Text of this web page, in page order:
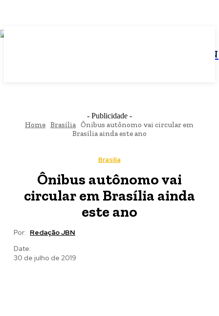
JBN
- Publicidade -
Home Brasília Ônibus autônomo vai circular em
Brasília ainda este ano
Brasília
Ônibus autônomo vai
circular em Brasília ainda
este ano
Por: Redação JBN
Date:
30 de julho de 2019